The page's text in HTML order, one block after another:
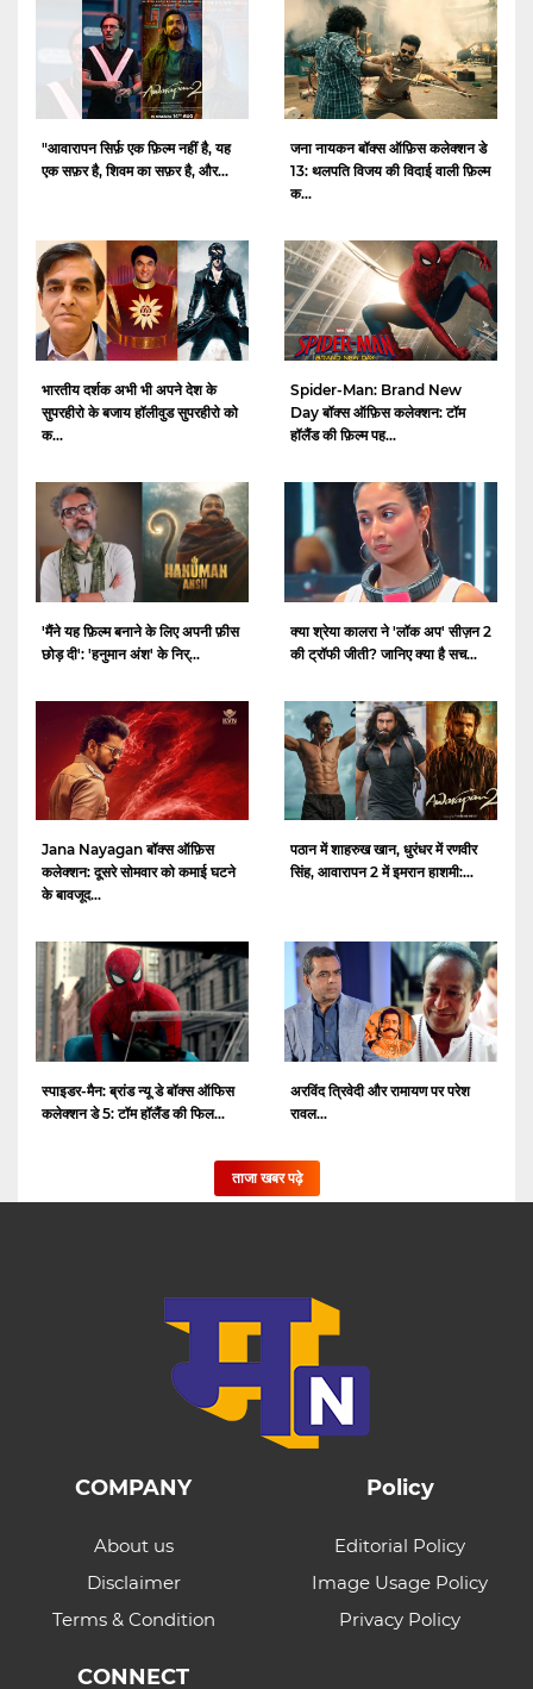
"आवारापन सिर्फ़ एक फ़िल्म नहीं है, यह
एक सफ़र है, शिवम का सफ़र है, और...
जना नायकन बॉक्स ऑफ़िस कलेक्शन डे
13: थलपति विजय की विदाई वाली फ़िल्म
क...
भारतीय दर्शक अभी भी अपने देश के
सुपरहीरो के बजाय हॉलीवुड सुपरहीरो को
क...
Spider-Man: Brand New
Day बॉक्स ऑफ़िस कलेक्शन: टॉम
हॉलैंड की फ़िल्म पह...
'मैंने यह फ़िल्म बनाने के लिए अपनी फ़ीस
छोड़ दी': 'हनुमान अंश' के निर्...
क्या श्रेया कालरा ने 'लॉक अप' सीज़न 2
की ट्रॉफी जीती? जानिए क्या है सच...
Jana Nayagan बॉक्स ऑफ़िस
कलेक्शन: दूसरे सोमवार को कमाई घटने
के बावजूद...
पठान में शाहरुख खान, धुरंधर में रणवीर
सिंह, आवारापन 2 में इमरान हाशमी:...
स्पाइडर-मैन: ब्रांड न्यू डे बॉक्स ऑफिस
कलेक्शन डे 5: टॉम हॉलैंड की फिल...
अरविंद त्रिवेदी और रामायण पर परेश
रावल...
ताजा खबर पढ़े
COMPANY
About us
Disclaimer
Terms & Condition
Policy
Editorial Policy
Image Usage Policy
Privacy Policy
CONNECT